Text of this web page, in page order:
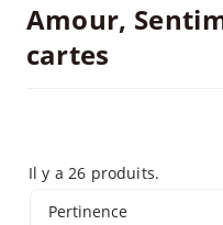
Amour,
cartes
Il y a 26 produits.
Pertinence